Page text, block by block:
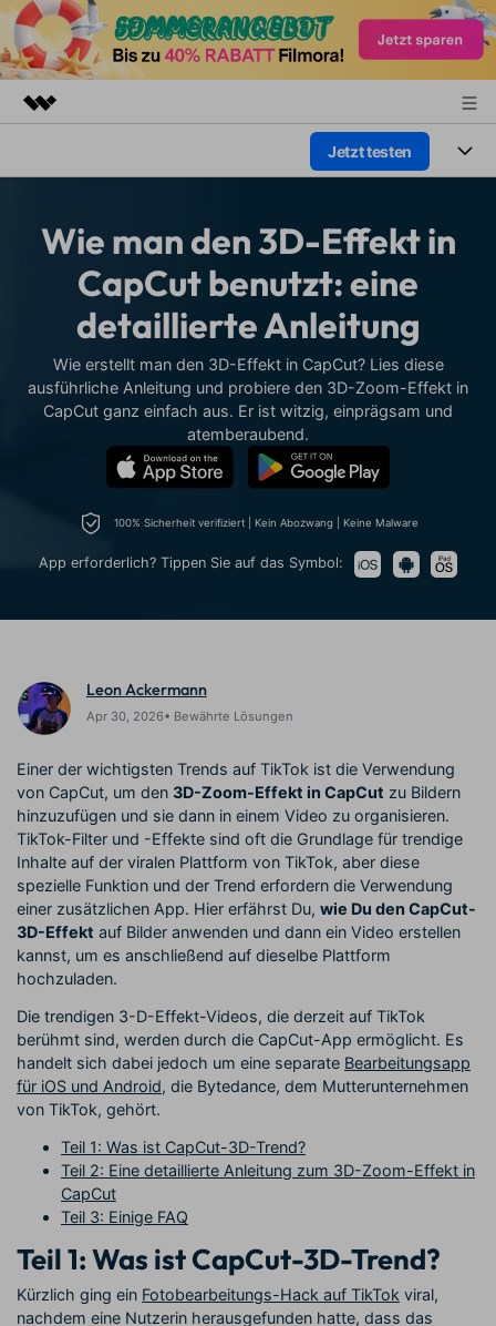
Dienstprogramme
Überblick
Lösungen
Presseraum
Shop
Jetzt testen
Plattformen
Funktionen
Video/Foto
Audio
Text
Lösungen
Soziale Medien
Marketing & Business
Lifestyle & Spaß
Ressourcen
Video-Prompts
Über 100 heiße Video-
Prompts – schnell ähnliche
Videos erstellen
Meisterkurs
Beherrschen Sie
fortgeschrittene
Videobearbeitungsfähigkeiten
Kickstart Bootcamp
Videobearbeitungs-
Fähigkeiten mit Filmora
DIY-Spezialeffekte
Creator
Monetarisierungs-
Programm
Monetarisieren Sie
Ihren Einfluss mit Filmora
Freunde-werben-
Programm
An Freunde empfehlen,
Belohnungen erhalten
Blog
Erste Schritte
Kunden-Support
Bewertungen
Kunden-Geschichten
Erfahren Sie, wie unsere
Kunden Erfolg haben
Schalten Sie Partnerschaften
KAUFEN Anmelden
Wie man den 3D-Effekt in
CapCut benutzt: eine
detaillierte Anleitung
Wie erstellt man den 3D-Effekt in CapCut? Lies diese
ausführliche Anleitung und probiere den 3D-Zoom-Effekt in
CapCut ganz einfach aus. Er ist witzig, einprägsam und
atemberaubend.
100% Sicherheit verifiziert | Kein Abozwang | Keine Malware
App erforderlich? Tippen Sie auf das Symbol:
Leon Ackermann
Apr 30, 2026• Bewährte Lösungen
Einer der wichtigsten Trends auf TikTok ist die Verwendung
von CapCut, um den 3D-Zoom-Effekt in CapCut zu Bildern
hinzuzufügen und sie dann in einem Video zu organisieren.
TikTok-Filter und -Effekte sind oft die Grundlage für trendige
Inhalte auf der viralen Plattform von TikTok, aber diese
spezielle Funktion und der Trend erfordern die Verwendung
einer zusätzlichen App. Hier erfährst Du, wie Du den CapCut-
3D-Effekt auf Bilder anwenden und dann ein Video erstellen
kannst, um es anschließend auf dieselbe Plattform
hochzuladen.
Die trendigen 3-D-Effekt-Videos, die derzeit auf TikTok
berühmt sind, werden durch die CapCut-App ermöglicht. Es
handelt sich dabei jedoch um eine separate Bearbeitungsapp
für iOS und Android, die Bytedance, dem Mutterunternehmen
von TikTok, gehört.
Teil 1: Was ist CapCut-3D-Trend?
Teil 2: Eine detaillierte Anleitung zum 3D-Zoom-Effekt in
CapCut
Teil 3: Einige FAQ
Teil 1: Was ist CapCut-3D-Trend?
Kürzlich ging ein Fotobearbeitungs-Hack auf TikTok viral,
nachdem eine Nutzerin herausgefunden hatte, dass das